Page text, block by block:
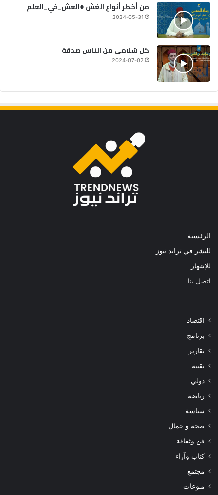
من أخطر أنواع الغش #الغش_في_العلم
2024-05-31
كل سُلامى من الناس صدقة
2024-07-02
الرئيسية
للنشر في تراند نيوز
للإشهار
اتصل بنا
اقتصاد
برنامج
تقارير
تقنية
دولي
رياضة
سياسة
صحة و جمال
فن وثقافة
كتاب وآراء
مجتمع
منوعات